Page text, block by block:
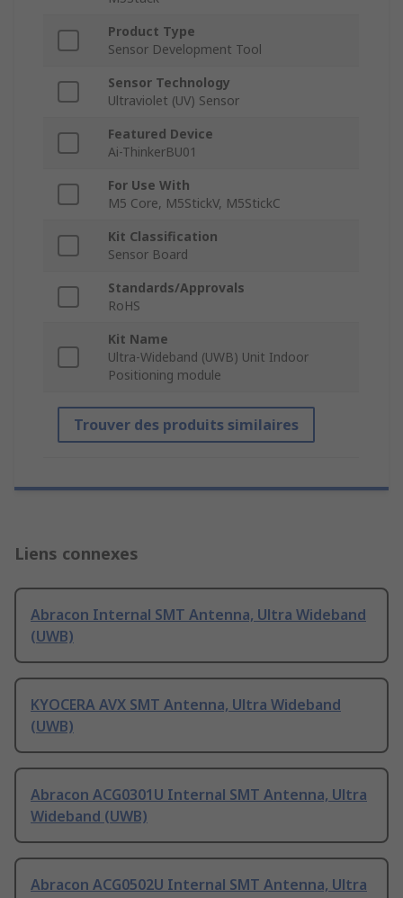
Product Type
Sensor Development Tool
Sensor Technology
Ultraviolet (UV) Sensor
Featured Device
Ai-ThinkerBU01
For Use With
M5 Core, M5StickV, M5StickC
Kit Classification
Sensor Board
Standards/Approvals
RoHS
Kit Name
Ultra-Wideband (UWB) Unit Indoor
Positioning module
Trouver des produits similaires
Liens connexes
Abracon Internal SMT Antenna, Ultra Wideband
(UWB)
KYOCERA AVX SMT Antenna, Ultra Wideband
(UWB)
Abracon ACG0301U Internal SMT Antenna, Ultra
Wideband (UWB)
Abracon ACG0502U Internal SMT Antenna, Ultra